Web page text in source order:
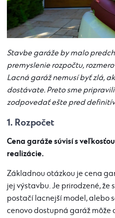
Stavbe garáže by malo
premyslenie rozpočtu,
Lacná garáž nemusí byť zlá,
dostávate. Preto sme
zodpovedať ešte pred
1. Rozpočet
Cena garáže súvisí s
realizácie.
Základnou otázkou je cena
jej výstavbu. Je prirodzené,
postačí lacnejší model, alebo
cenovo dostupná garáž môže